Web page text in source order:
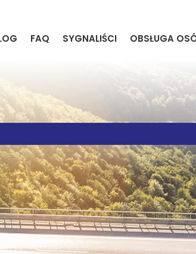
FAQ SYGNALIŚCI OBSŁUGA